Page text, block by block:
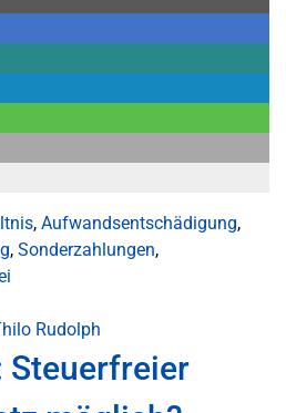
, Aufwandsentschädigung,
, Sonderzahlungen,
Rudolph
Steuerfreier